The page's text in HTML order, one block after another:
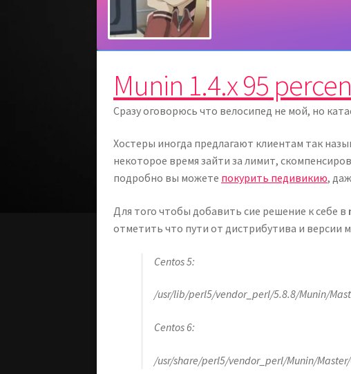
Munin 1.4.x 95
Сразу оговорюсь что велосипед не мой, но
Хостеры иногда предлагают клиентам так
некоторое время зайти за лимит,
подробно вы можете покурить педивикию,
Для того чтобы добавить сие решение к себе в
отметить что пути от дистрибутива и версии
Centos 5:
/usr/lib/perl5/vendor_perl/5.8.8/Munin/
Centos 6:
/usr/share/perl5/vendor_perl/Munin/